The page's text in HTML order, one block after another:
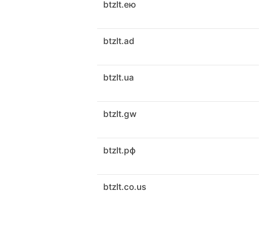
btzlt.ею
btzlt.ad
btzlt.ua
btzlt.gw
btzlt.рф
btzlt.co.us